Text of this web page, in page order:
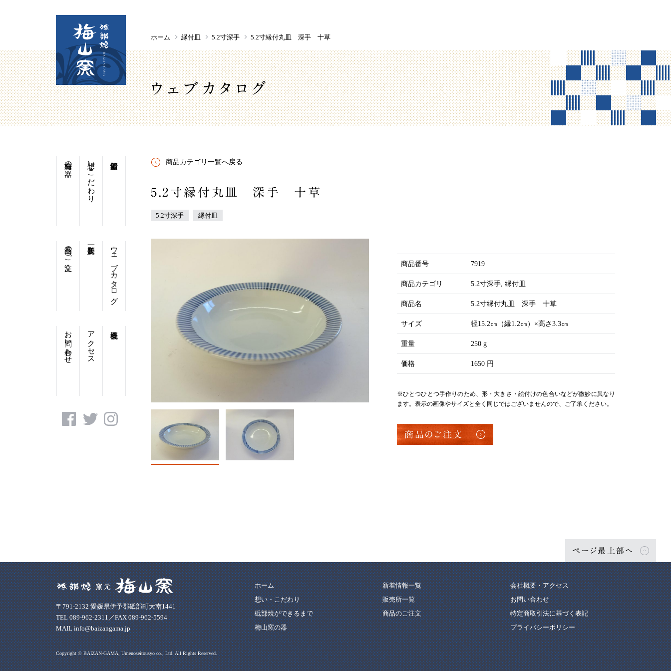
ホーム 縁付皿 5.2寸深手 5.2寸縁付丸皿 深手 十草
ウェブカタログ
想い・こだわり
梅山窯の器
ウェブカタログ
商品のご注文
アクセス
お問い合わせ
商品カテゴリ一覧へ戻る
5.2寸縁付丸皿 深手 十草
5.2寸深手 縁付皿
商品番号 7919
商品カテゴリ 5.2寸深手 縁付皿
商品名 5.2寸縁付丸皿 深手 十草
サイズ 径15.2㎝（縁1.2㎝）×高さ3.3㎝
重量 250 g
価格 1650 円
※ひとつひとつ手作りのため、形・大きさ・絵付けの色合いなどが微妙に異なり
ます。表示の画像やサイズと全く同じではございませんので、ご了承ください。
商品のご注文
ページ最上部へ
〒791-2132 愛媛県伊予郡砥部町大南1441
TEL 089-962-2311／FAX 089-962-5594
MAIL info@baizangama.jp
ホーム
想い・こだわり
砥部焼ができるまで
梅山窯の器
新着情報一覧
販売所一覧
商品のご注文
会社概要・アクセス
お問い合わせ
特定商取引法に基づく表記
プライバシーポリシー
Copyright © BAIZAN-GAMA, Umenoseitousyo co., Ltd. All Rights Reserved.